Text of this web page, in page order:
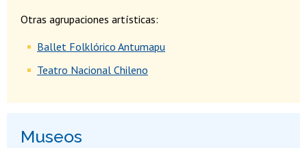
Otras agrupaciones artísticas:
Ballet Folklórico Antumapu
Teatro Nacional Chileno
Museos